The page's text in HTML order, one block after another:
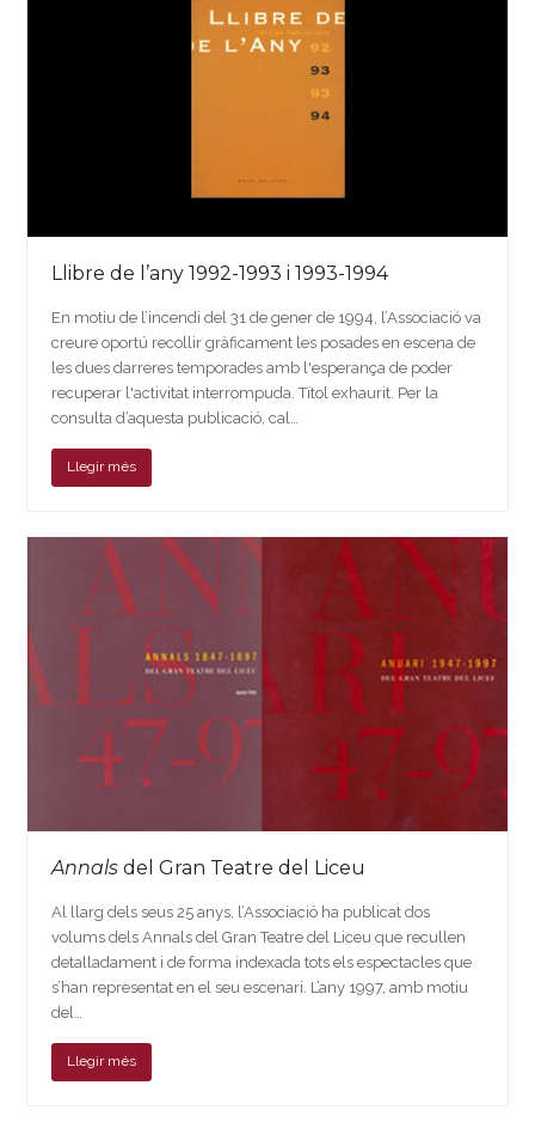
Llibre de l’any 1992-1993 i 1993-1994
En motiu de l’incendi del 31 de gener de 1994, l’Associació va
creure oportú recollir gràficament les posades en escena de
les dues darreres temporades amb l'esperança de poder
recuperar l'activitat interrompuda. Títol exhaurit. Per la
consulta d’aquesta publicació, cal…
Llegir més
Annals del Gran Teatre del Liceu
Al llarg dels seus 25 anys, l’Associació ha publicat dos
volums dels Annals del Gran Teatre del Liceu que recullen
detalladament i de forma indexada tots els espectacles que
s’han representat en el seu escenari. L’any 1997, amb motiu
del…
Llegir més